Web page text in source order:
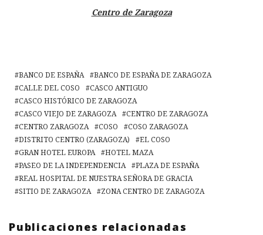
Centro de Zaragoza
BANCO DE ESPAÑA
BANCO DE ESPAÑA DE ZARAGOZA
CALLE DEL COSO
CASCO ANTIGUO
CASCO HISTÓRICO DE ZARAGOZA
CASCO VIEJO DE ZARAGOZA
CENTRO DE ZARAGOZA
CENTRO ZARAGOZA
COSO
COSO ZARAGOZA
DISTRITO CENTRO (ZARAGOZA)
EL COSO
GRAN HOTEL EUROPA
HOTEL MAZA
PASEO DE LA INDEPENDENCIA
PLAZA DE ESPAÑA
REAL HOSPITAL DE NUESTRA SEÑORA DE GRACIA
SITIO DE ZARAGOZA
ZONA CENTRO DE ZARAGOZA
Publicaciones relacionadas